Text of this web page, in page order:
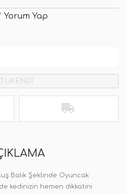
Yorum Yap
TÜKENDİ
Balık Şeklinde Oyuncak
kedinizin hemen dikkatini